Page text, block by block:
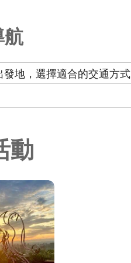
發地，選擇適合的交通方式
動